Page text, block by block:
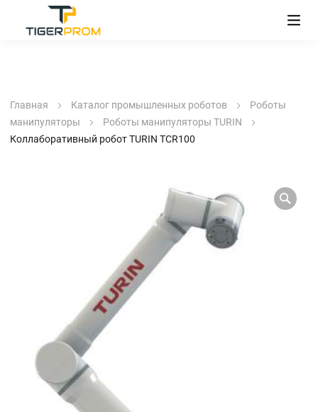
Главная Каталог промышленных роботов
Роботы
манипуляторы
Роботы манипуляторы TURIN
Коллаборативный робот TURIN TCR100